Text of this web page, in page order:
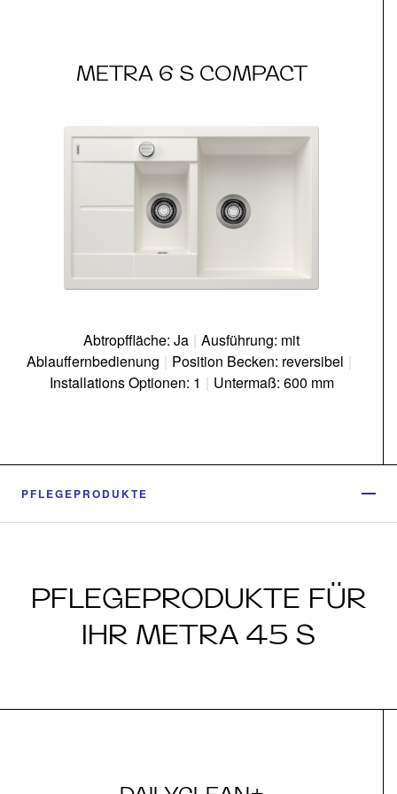
METRA 6 S COMPACT
Abtropffläche: Ja | Ausführung: mit
Ablauffernbedienung | Position Becken: reversibel |
Installations Optionen: 1 | Untermaß: 600 mm
PFLEGEPRODUKTE
PFLEGEPRODUKTE FÜR
IHR METRA 45 S